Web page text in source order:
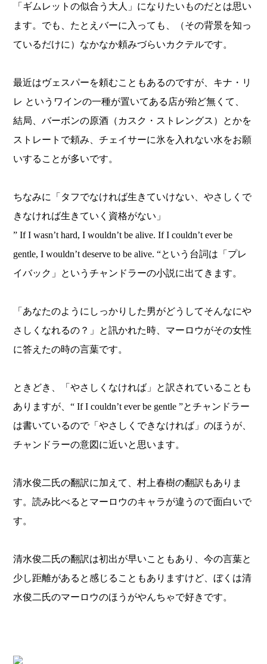
「ギムレットの似合う大人」になりたいものだとは思い
ます。でも、たとえバーに入っても、（その背景を知っ
ているだけに）なかなか頼みづらいカクテルです。
最近はヴェスパーを頼むこともあるのですが、キナ・リ
レ というワインの一種が置いてある店が殆ど無くて、
結局、バーボンの原酒（カスク・ストレングス）とかを
ストレートで頼み、チェイサーに氷を入れない水をお願
いすることが多いです。
ちなみに「タフでなければ生きていけない、やさしくで
きなければ生きていく資格がない」
” If I wasn’t hard, I wouldn’t be alive. If I couldn’t ever be
gentle, I wouldn’t deserve to be alive. “という台詞は「プレ
イバック」というチャンドラーの小説に出てきます。
「あなたのようにしっかりした男がどうしてそんなにや
さしくなれるの？」と訊かれた時、マーロウがその女性
に答えたの時の言葉です。
ときどき、「やさしくなければ」と訳されていることも
ありますが、“ If I couldn’t ever be gentle ”とチャンドラー
は書いているので「やさしくできなければ」のほうが、
チャンドラーの意図に近いと思います。
清水俊二氏の翻訳に加えて、村上春樹の翻訳もありま
す。読み比べるとマーロウのキャラが違うので面白いで
す。
清水俊二氏の翻訳は初出が早いこともあり、今の言葉と
少し距離があると感じることもありますけど、ぼくは清
水俊二氏のマーロウのほうがやんちゃで好きです。